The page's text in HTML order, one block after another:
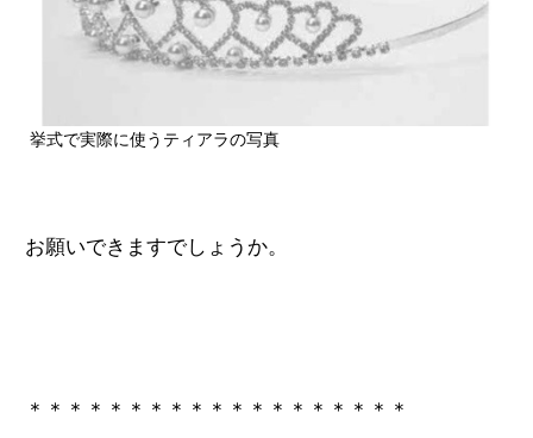
挙式で実際に使うティアラの写真
お願いできますでしょうか。
＊＊＊＊＊＊＊＊＊＊＊＊＊＊＊＊＊＊＊